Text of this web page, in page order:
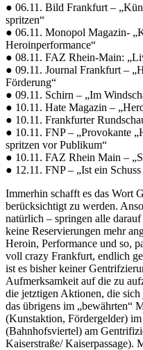
● 06.11. Bild Frankfurt –
spritzen“
● 06.11. Monopol Magazin-
Heroinperformance“
● 08.11. FAZ Rhein-Main:
● 09.11. Journal Frankfurt –
Förderung“
● 09.11. Schirn – „Im
● 10.11. Hate Magazin –
● 10.11. Frankfurter
● 10.11. FNP – „Provokante
spritzen vor Publikum“
● 10.11. FAZ Rhein Main –
● 12.11. FNP – „Ist ein
Immerhin schafft es das Wort
berücksichtigt zu werden.
natürlich – springen alle
keine Reservierungen mehr
Heroin, Performance und so,
voll crazy Frankfurt, endlich
ist es bisher keiner
Aufmerksamkeit auf die zu
die jetztigen Aktionen, die
das übrigens im „bewährten“
(Kunstaktion, Fördergelder)
(Bahnhofsviertel) am
Kaiserstraße/ Kaiserpassage).